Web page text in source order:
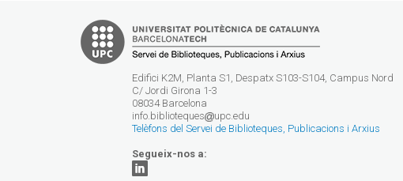
Edifici K2M, Planta S1, Despatx S103-S104, Campus Nord
C/ Jordi Girona 1-3
08034 Barcelona
info.biblioteques
upc.edu
Telèfons del Servei de Biblioteques, Publicacions i Arxius
Segueix-nos a: